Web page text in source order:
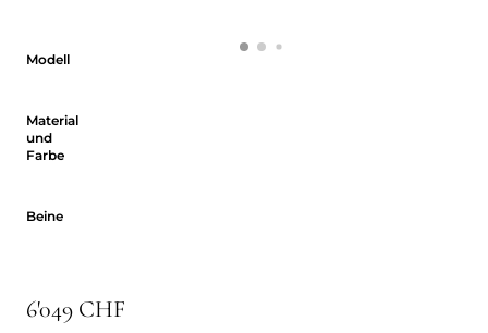
Modell
Material
und
Farbe
Beine
6'049 CHF